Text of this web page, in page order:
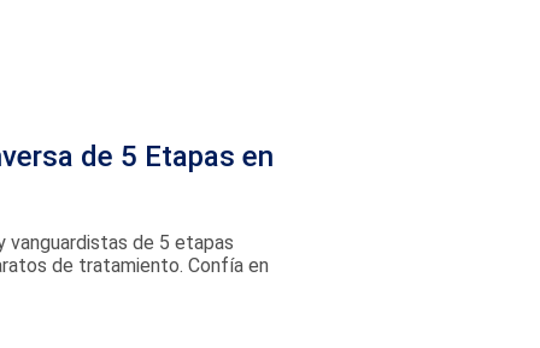
de 5 Etapas en
vanguardistas de 5 etapas
de tratamiento. Confía en